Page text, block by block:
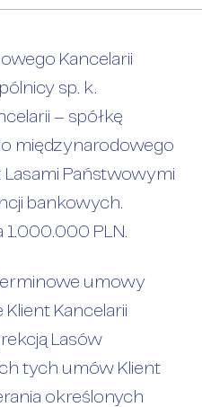
Kancelarii
sp. k.
– spółkę
międzynarodowego
Państwowymi
bankowych.
1.000.000 PLN.
umowy
Kancelarii
Lasów
tych umów Klient
określonych